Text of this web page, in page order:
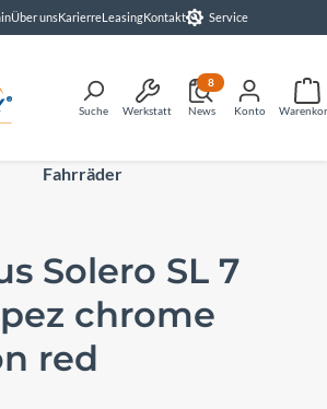
Über unsKarierreLeasingKontakt Service
Suche Werkstatt News
8
Konto
Fahrräder
Solero SL 7
chrome
red